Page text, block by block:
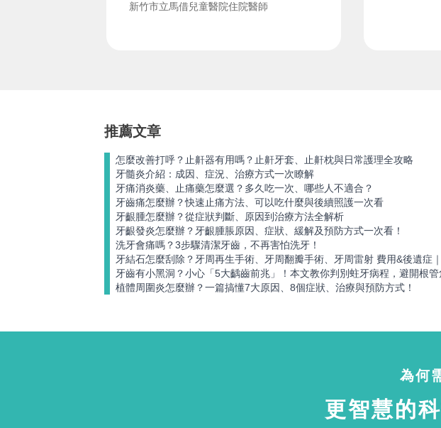
新竹市立馬借兒童醫院住院醫師
推薦文章
怎麼改善打呼？止鼾器有用嗎？止鼾牙套、止鼾枕與日常護理全攻略
牙髓炎介紹：成因、症況、治療方式一次瞭解
牙痛消炎藥、止痛藥怎麼選？多久吃一次、哪些人不適合？
牙齒痛怎麼辦？快速止痛方法、可以吃什麼與後續照護一次看
牙齦腫怎麼辦？從症狀判斷、原因到治療方法全解析
牙齦發炎怎麼辦？牙齦腫脹原因、症狀、緩解及預防方式一次看！
洗牙會痛嗎？3步驟清潔牙齒，不再害怕洗牙！
牙結石怎麼刮除？牙周再生手術、牙周翻瓣手術、牙周雷射 費用&後遺症
牙齒有小黑洞？小心「5大齲齒前兆」！本文教你判別蛀牙病程，避開根管
植體周圍炎怎麼辦？一篇搞懂7大原因、8個症狀、治療與預防方式！
為何
更智慧的